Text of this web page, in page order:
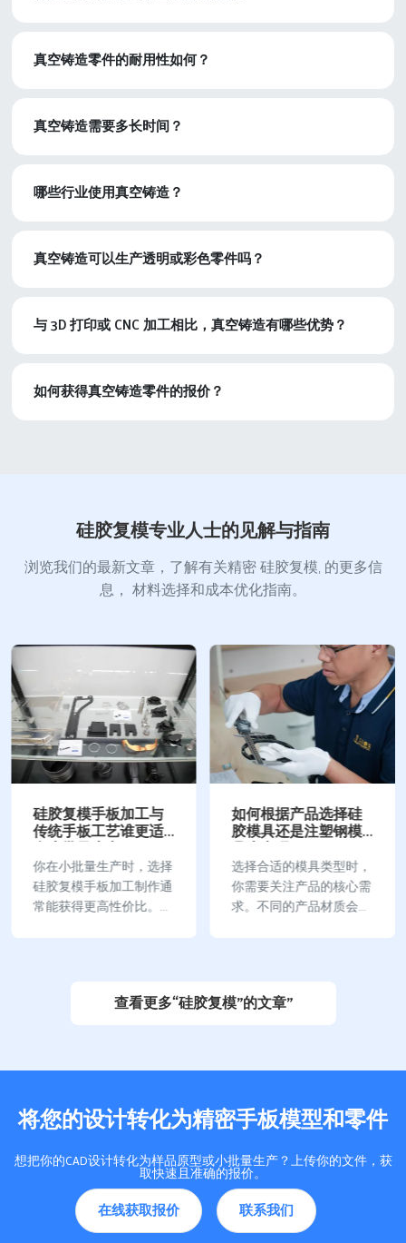
真空铸造零件的耐用性如何？
真空铸造需要多长时间？
哪些行业使用真空铸造？
真空铸造可以生产透明或彩色零件吗？
与 3D 打印或 CNC 加工相比，真空铸造有哪些优势？
如何获得真空铸造零件的报价？
硅胶复模专业人士的见解与指南
浏览我们的最新文章，了解有关精密 硅胶复模, 的更多信
息， 材料选择和成本优化指南。
硅胶复模手板加工与
传统手板工艺谁更适
你在小批量生产时，选择
硅胶复模手板加工制作通
常能获得更高性价比。它
解其优势： 证据来源证
据内容手板模型是什么工
艺加工制作的？硅胶复模
如何根据产品选择硅
胶模具还是注塑钢模
选择合适的模具类型时，
你需要关注产品的核心需
求。不同的产品材质会影
直接影响成本和制造方
式。性能要求关系到模具
功能和产品质量。了解液
查看更多“硅胶复模”的文章”
将您的设计转化为精密手板模型和零件
想把你的CAD设计转化为样品原型或小批量生产？上传你的文件，获
取快速且准确的报价。
在线获取报价 联系我们